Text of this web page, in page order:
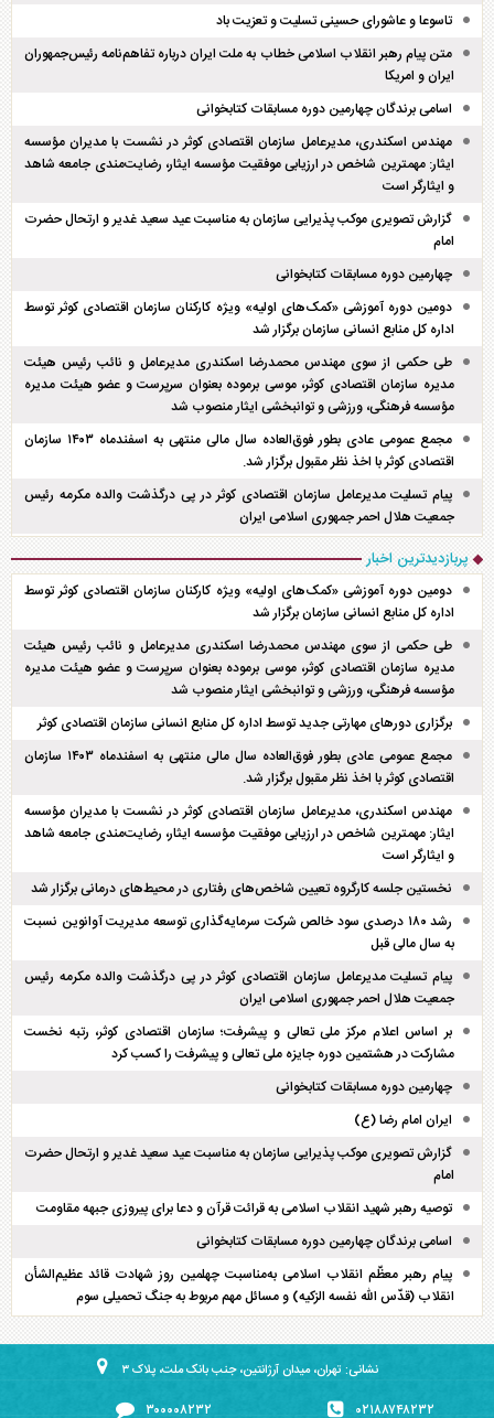
تاسوعا و عاشورای حسینی تسلیت و تعزیت باد
متن پیام رهبر انقلاب اسلامی خطاب به ملت ایران درباره تفاهم‌نامه رئیس‌جمهوران
ایران و امریکا
اسامی برندگان چهارمین دوره مسابقات کتابخوانی
مهندس اسکندری، مدیرعامل سازمان اقتصادی کوثر در نشست با مدیران مؤسسه
ایثار: مهمترین شاخص در ارزیابی موفقیت مؤسسه ایثار، رضایت‌مندی جامعه شاهد
و ایثارگر است
گزارش تصویری موکب پذیرایی سازمان به مناسبت عید سعید غدیر و ارتحال حضرت
امام
چهارمین دوره مسابقات کتابخوانی
دومین دوره آموزشی «کمک‌های اولیه» ویژه کارکنان سازمان اقتصادی کوثر توسط
اداره کل منابع انسانی سازمان برگزار شد
طی حکمی از سوی مهندس محمدرضا اسکندری مدیرعامل و نائب رئیس هیئت
مدیره سازمان اقتصادی کوثر، موسی برموده بعنوان سرپرست و عضو هیئت مدیره
مؤسسه فرهنگی، ورزشی و توانبخشی ایثار منصوب شد
مجمع عمومی عادی بطور فوق‌العاده سال مالی منتهی به اسفند‌ماه ۱۴۰۳ سازمان
اقتصادی کوثر با اخذ نظر مقبول برگزار شد.
پیام تسلیت مدیرعامل سازمان اقتصادی کوثر در پی درگذشت والده مکرمه رئیس
جمعیت هلال احمر جمهوری اسلامی ایران
پربازدیدترین اخبار
دومین دوره آموزشی «کمک‌های اولیه» ویژه کارکنان سازمان اقتصادی کوثر توسط
اداره کل منابع انسانی سازمان برگزار شد
طی حکمی از سوی مهندس محمدرضا اسکندری مدیرعامل و نائب رئیس هیئت
مدیره سازمان اقتصادی کوثر، موسی برموده بعنوان سرپرست و عضو هیئت مدیره
مؤسسه فرهنگی، ورزشی و توانبخشی ایثار منصوب شد
برگزاری دور‌های مهارتی جدید توسط اداره کل منابع انسانی سازمان اقتصادی کوثر
مجمع عمومی عادی بطور فوق‌العاده سال مالی منتهی به اسفند‌ماه ۱۴۰۳ سازمان
اقتصادی کوثر با اخذ نظر مقبول برگزار شد.
مهندس اسکندری، مدیرعامل سازمان اقتصادی کوثر در نشست با مدیران مؤسسه
ایثار: مهمترین شاخص در ارزیابی موفقیت مؤسسه ایثار، رضایت‌مندی جامعه شاهد
و ایثارگر است
نخستین جلسه کارگروه تعیین شاخص‌های رفتاری در محیط‌های درمانی برگزار شد
رشد ۱۸۰ درصدی سود خالص شرکت سرمایه‌گذاری توسعه مدیریت آوانوین نسبت
به سال مالی قبل
پیام تسلیت مدیرعامل سازمان اقتصادی کوثر در پی درگذشت والده مکرمه رئیس
جمعیت هلال احمر جمهوری اسلامی ایران
بر اساس اعلام مرکز ملی تعالی و پیشرفت؛ سازمان اقتصادی کوثر، رتبه نخست
مشارکت در هشتمین دوره جایزه ملی تعالی و پیشرفت را کسب کرد
چهارمین دوره مسابقات کتابخوانی
ایران امام رضا (ع)
گزارش تصویری موکب پذیرایی سازمان به مناسبت عید سعید غدیر و ارتحال حضرت
امام
توصیه رهبر شهید انقلاب اسلامی به قرائت قرآن و دعا برای پیروزی جبهه مقاومت
اسامی برندگان چهارمین دوره مسابقات کتابخوانی
پیام رهبر معظّم انقلاب اسلامی به‌مناسبت چهلمین روز شهادت قائد عظیم‌الشأن
انقلاب (قدّس الله نفسه الزکیه) و مسائل مهم مربوط به جنگ تحمیلی سوم
نشانی: تهران، میدان آرژانتین، جنب بانک ملت، پلاک ۳
۰۲۱۸۸۷۴۸۲۳۲ ۳۰۰۰۰۸۲۳۲